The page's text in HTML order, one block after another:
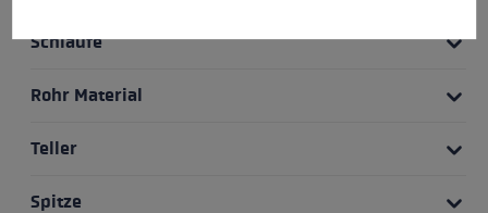
Schlaufe
Rohr Material
Teller
Spitze